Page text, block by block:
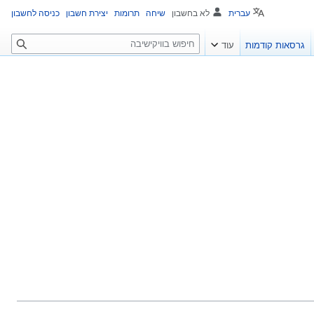
עברית לא בחשבון שיחה תרומות יצירת חשבון כניסה לחשבון
גרסאות קודמות עוד
ח
י